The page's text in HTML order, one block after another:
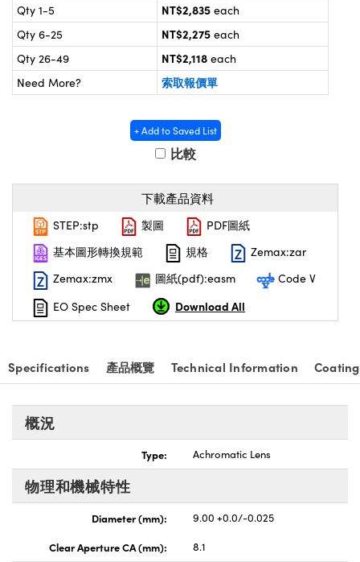
Microscopes | 袖珍顯微鏡
鏡
放大鏡
| 成像系統
Components | SCHOTT 光學
(UFI)
Qty 1-5 NT$2,835 each
Qty 6-25
NT$2,275 each
Qty 26-49
NT$2,118 each
Need More?
索取報價單
+ Add to Saved List
比較
下載產品資料
STEP:stp 製圖
PDF圖紙
基本圖形轉換規範
規格
Zemax:zar
Zemax:zmx
圖紙(pdf):easm
Code V
EO Spec Sheet
Download All
Specifications 產品概覽 Technical Information
概況
Type: Achromatic Lens
物理和機械特性
Diameter (mm):
9.00 +0.0/-0.025
Clear Aperture CA (mm):
8.1